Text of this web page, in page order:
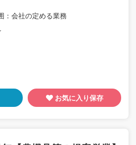
：会社の定める業務
お気に入り保存